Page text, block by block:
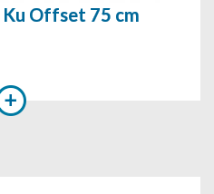
Offset 75 cm